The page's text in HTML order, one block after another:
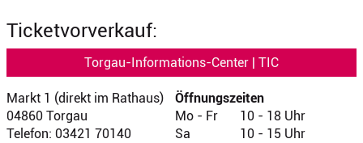
Ticketvorverkauf:
Torgau-Informations-Center | TIC
Markt 1 (direkt im Rathaus)
04860 Torgau
Telefon: 03421 70140
Öffnungszeiten
Mo - Fr
10 - 18 Uhr
Sa
10 - 15 Uhr